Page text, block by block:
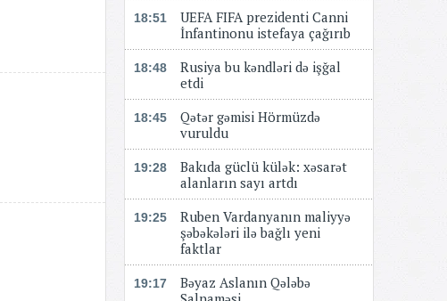
18:51
UEFA FIFA prezidenti Canni
İnfantinonu istefaya çağırıb
18:48
Rusiya bu kəndləri də işğal
etdi
18:45
Qətər gəmisi Hörmüzdə
vuruldu
19:28
Bakıda güclü külək: xəsarət
alanların sayı artdı
19:25
Ruben Vardanyanın maliyyə
şəbəkələri ilə bağlı yeni
faktlar
19:17
Bəyaz Aslanın Qələbə